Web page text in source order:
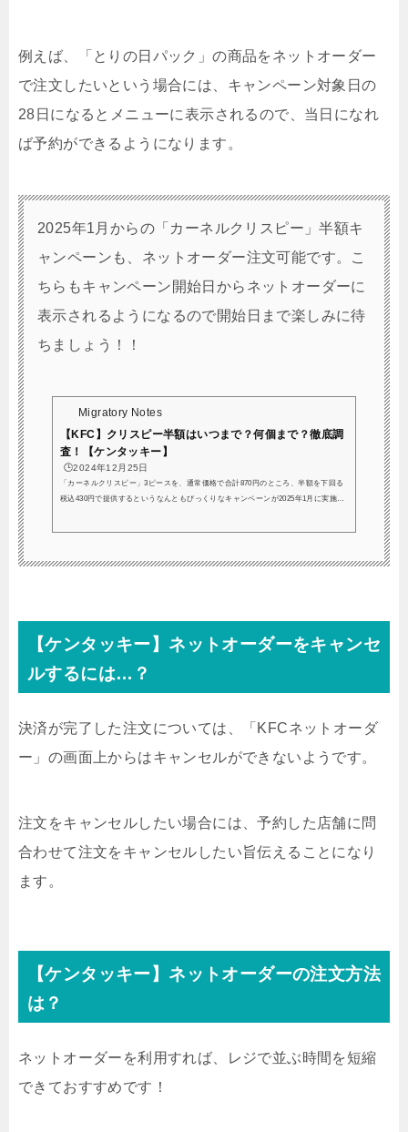
例えば、「とりの日パック」の商品をネットオーダー
で注文したいという場合には、キャンペーン対象日の
28日になるとメニューに表示されるので、当日になれ
ば予約ができるようになります。
2025年1月からの「カーネルクリスピー」半額キ
ャンペーンも、ネットオーダー注文可能です。こ
ちらもキャンペーン開始日からネットオーダーに
表示されるようになるので開始日まで楽しみに待
ちましょう！！
Migratory Notes
【KFC】クリスピー半額はいつまで？何個まで？徹底調
査！【ケンタッキー】
🕒️2024年12月25日
「カーネルクリスピー」3ピースを、通常価格で合計870円のところ、半額を下回る
税込430円で提供するというなんともびっくりなキャンペーンが2025年1月に実施さ
のキャンペーン「カーネルクリスピー3ピース半額キャンペーン」について調べてい
【ケンタッキー】ネットオーダーをキャンセ
ルするには…？
決済が完了した注文については、「KFCネットオーダ
ー」の画面上からはキャンセルができないようです。
注文をキャンセルしたい場合には、予約した店舗に問
合わせて注文をキャンセルしたい旨伝えることになり
ます。
【ケンタッキー】ネットオーダーの注文方法
は？
ネットオーダーを利用すれば、レジで並ぶ時間を短縮
できておすすめです！